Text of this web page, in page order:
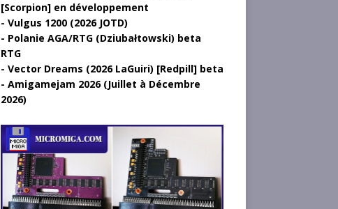
[Scorpion] en développement
Vulgus 1200 (2026 JOTD)
Polanie AGA/RTG (Dziubałtowski) beta
RTG
Vector Dreams (2026 LaGuiri) [Redpill] beta
Amigamejam 2026 (Juillet à Décembre
2026)